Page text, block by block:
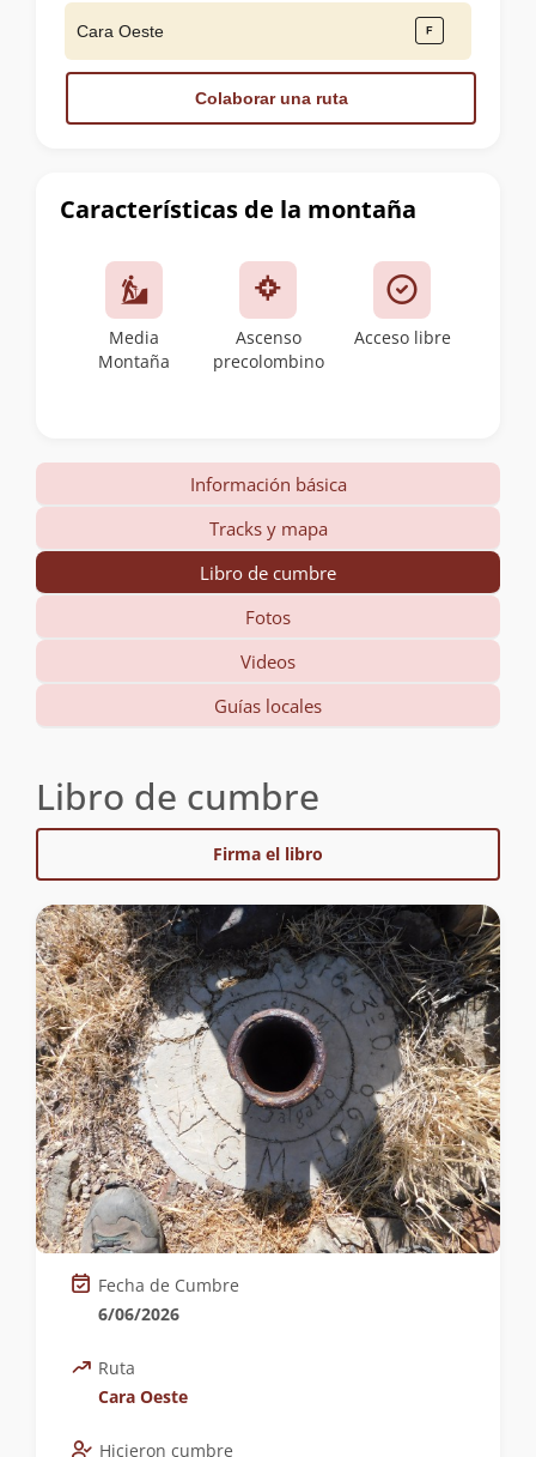
Características de la montaña
Media
Montaña
Ascenso
precolombino
Acceso libre
Cara Oeste
Colaborar una ruta
Información básica
Tracks y mapa
Libro de cumbre
Fotos
Videos
Guías locales
Libro de cumbre
Firma el libro
Fecha de Cumbre
6/06/2026
Ruta
Cara Oeste
Hicieron cumbre